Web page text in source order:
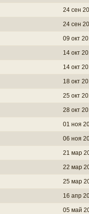
24 сен
24 сен
09 окт
14 окт
14 окт
18 окт
25 окт
28 окт
01 ноя
06 ноя
21 мар
22 мар
25 мар
16 апр
05 май